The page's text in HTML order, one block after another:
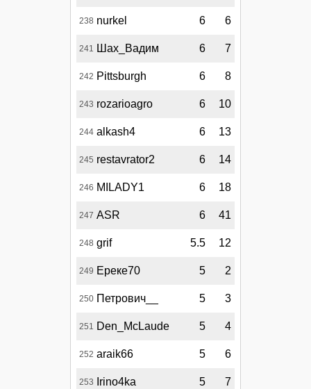
238 nurkel 6 6
241 Шах_Вадим 6 7
242 Pittsburgh 6 8
243 rozarioagro 6 10
244 alkash4 6 13
245 restavrator2 6 14
246 MILADY1 6 18
247 ASR 6 41
248 grif 5.5 12
249 Ереке70 5 2
250 Петрович__ 5 3
251 Den_McLaude 5 4
252 araik66 5 6
253 Irino4ka 5 7